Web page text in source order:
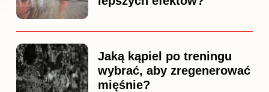
Jaką kąpiel po treningu
wybrać, aby zregenerować
mięśnie?